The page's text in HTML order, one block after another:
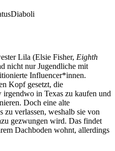
Lila (Elsie Fisher, Eighth
nicht nur Jugendliche mit
Influencer*innen.
Kopf gesetzt, die
in Texas zu kaufen und
Doch eine alte
verlassen, weshalb sie von
gezwungen wird. Das findet
Dachboden wohnt, allerdings